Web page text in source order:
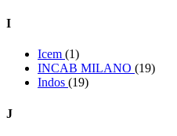
I
Icem (1)
INCAB MILANO (19)
Indos (19)
J